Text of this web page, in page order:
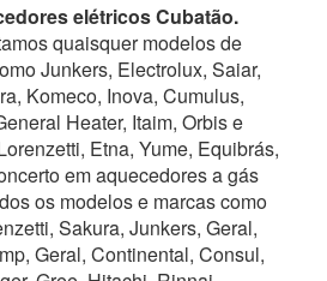
elétricos Cubatão.
quaisquer modelos de
Junkers, Electrolux, Saiar,
Komeco, Inova, Cumulus,
Heater, Itaim, Orbis e
Etna, Yume, Equibrás,
em aquecedores a gás
os modelos e marcas como
Sakura, Junkers, Geral,
Geral, Continental, Consul,